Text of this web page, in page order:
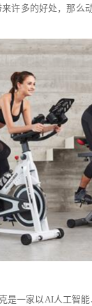
许多的好处，那么
是一家以AI人工智